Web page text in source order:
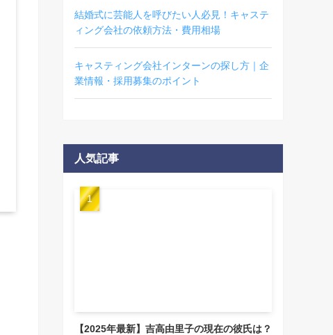
結婚式に芸能人を呼びたい人必見！キャステ
ィング会社の依頼方法・費用相場
キャスティング会社インターンの探し方｜企
業情報・採用募集のポイント
人気記事
【2025年最新】吉高由里子の現在の彼氏は？